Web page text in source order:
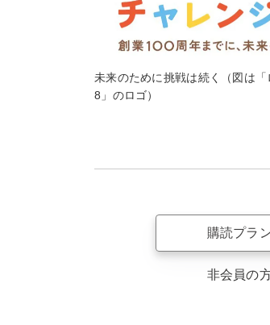
未来のために挑戦は続く（図は
8」のロゴ）
購読プラ
非会員の